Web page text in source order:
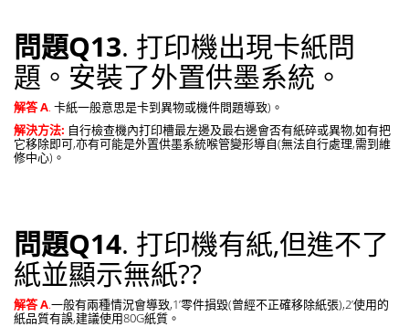
問題Q13. 打印機出現卡紙問
題。安裝了外置供墨系統。
解答 A. 卡紙一般意思是卡到異物或機件問題導致)。
解決方法: 自行檢查機內打印槽最左邊及最右邊會否有紙碎或異物,如有把
它移除即可,亦有可能是外置供墨系統喉管變形導自(無法自行處理,需到維
修中心)。
問題Q14. 打印機有紙,但進不了
紙並顯示無紙??
解答 A.一般有兩種情況會導致,1’零件損毀(曾經不正確移除紙張),2’使用的
紙品質有誤,建議使用80G紙質。